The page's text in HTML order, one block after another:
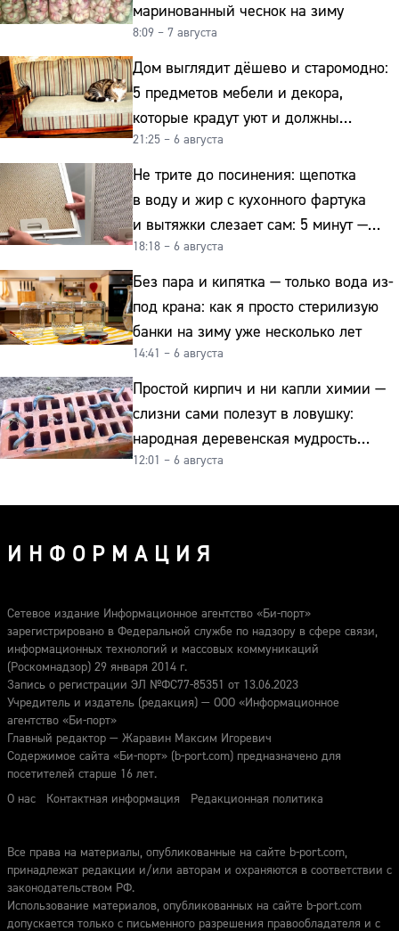
маринованный чеснок на зиму
8:09 – 7 августа
Дом выглядит дёшево и старомодно:
5 предметов мебели и декора,
которые крадут уют и должны
отправиться на свалку прямо сейчас
21:25 – 6 августа
Не трите до посинения: щепотка
в воду и жир с кухонного фартука
и вытяжки слезает сам: 5 минут —
и сверкает как новая
18:18 – 6 августа
Без пара и кипятка — только вода из-
под крана: как я просто стерилизую
банки на зиму уже несколько лет
14:41 – 6 августа
Простой кирпич и ни капли химии —
слизни сами полезут в ловушку:
народная деревенская мудрость
реально работает
12:01 – 6 августа
ИНФОРМАЦИЯ
Сетевое издание Информационное агентство «Би-порт»
зарегистрировано в Федеральной службе по надзору в сфере связи,
информационных технологий и массовых коммуникаций
(Роскомнадзор) 29 января 2014 г.
Запись о регистрации ЭЛ №ФС77-85351 от 13.06.2023
Учредитель и издатель (редакция) — ООО «Информационное
агентство «Би-порт»
Главный редактор — Жаравин Максим Игоревич
Содержимое сайта «Би-порт» (b-port.com) предназначено для
посетителей старше 16 лет.
О нас
Контактная информация Редакционная политика
Все права на материалы, опубликованные на сайте b-port.com,
принадлежат редакции и/или авторам и охраняются в соответствии с
законодательством РФ.
Использование материалов, опубликованных на сайте b-port.com
допускается только с письменного разрешения правообладателя и с